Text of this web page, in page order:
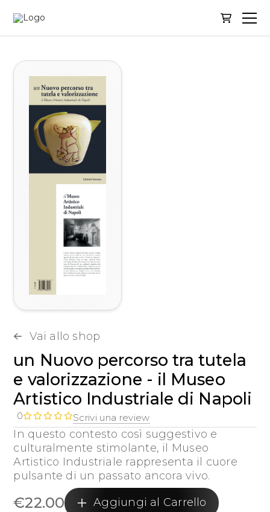
Vai allo shop
un Nuovo percorso tra tutela
e valorizzazione - il Museo
Artistico Industriale di Napoli
0 Scrivi una review
In questo contesto così suggestivo e
culturalmente stimolante, il Museo
Artistico Industriale rappresenta il cuore
pulsante di un passato ancora vivo.
€22.00 Aggiungi al Carrello